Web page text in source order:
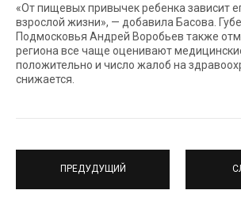
«От пищевых привычек ребенка зависит
взрослой жизни», — добавила Басова.
Подмосковья Андрей Воробьев также
региона все чаще оценивают
положительно и число жалоб на
снижается.
ПРЕДУДУЩИЙ